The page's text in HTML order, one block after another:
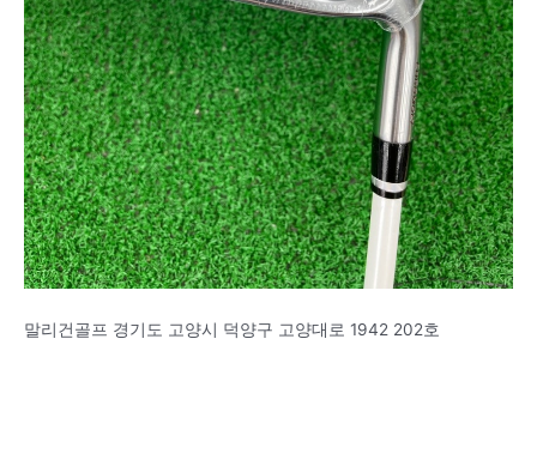
말리건골프 경기도 고양시 덕양구 고양대로 1942 202호